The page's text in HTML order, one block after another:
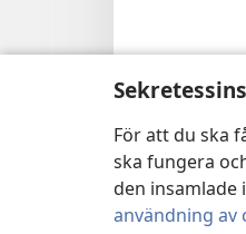
För att du ska
ska fungera
den insamlade
användning av